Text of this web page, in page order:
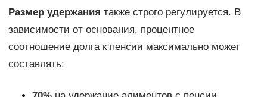
Размер удержания также строго регулируется. В
зависимости от основания, процентное
соотношение долга к пенсии максимально может
составлять: